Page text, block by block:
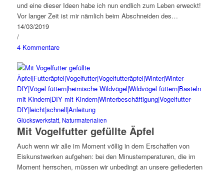
und eine dieser Ideen habe ich nun endlich zum Leben erweckt!
Vor langer Zeit ist mir nämlich beim Abschneiden des…
14/03/2019
/
4 Kommentare
Glückswerkstatt, Naturmaterialien
Mit Vogelfutter gefüllte Äpfel
Auch wenn wir alle im Moment völlig in dem Erschaffen von
Eiskunstwerken aufgehen: bei den Minustemperaturen, die im
Moment herrschen, müssen wir unbedingt an unsere gefiederten